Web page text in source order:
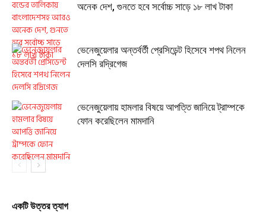
অনেক দেশ, গুনতে হবে সর্বোচ্চ সাড়ে ১৮ লাখ টাকা
ভেনেজুয়েলার অন্তর্বর্তী প্রেসিডেন্ট হিসেবে শপথ নিলেন
দেলসি রদ্রিগেজ
ভেনেজুয়েলায় হামলার বিষয়ে আপত্তি জানিয়ে ট্রাম্পকে
ফোন করেছিলেন মামদানি
একটি উত্তর ত্যাগ